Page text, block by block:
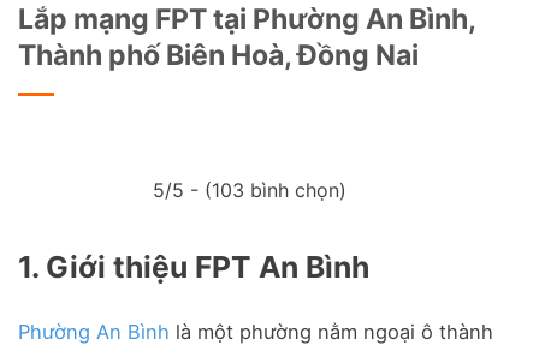
Lắp mạng FPT tại Phường An Bình,
Thành phố Biên Hoà, Đồng Nai
5/5 - (103 bình chọn)
1. Giới thiệu FPT An Bình
Phường An Bình là một phường nằm ngoại ô thành